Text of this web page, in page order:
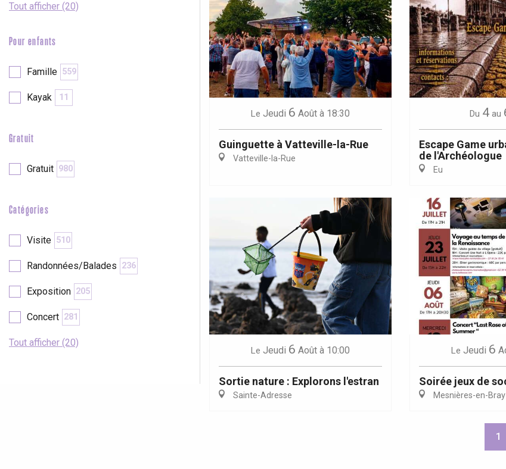
Tout afficher (20)
Pour enfants
Famille 559
Kayak 11
Gratuit
Gratuit 980
Catégories
Visite 510
Randonnées/Balades 236
Exposition 205
Concert 281
Tout afficher (20)
Le Jeudi 6 Août à 18:30
Guinguette à Vatteville-la-Rue
Vatteville-la-Rue
Du 4 au
Escape Game
de l'Archéologue
Eu
Le Jeudi 6 Août à 10:00
Sortie nature : Explorons l'estran
Sainte-Adresse
Le Jeudi 6
Soirée jeux de
Mesnières-en-Bray
1